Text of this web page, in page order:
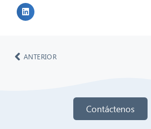
ANTERIOR
Contáctenos